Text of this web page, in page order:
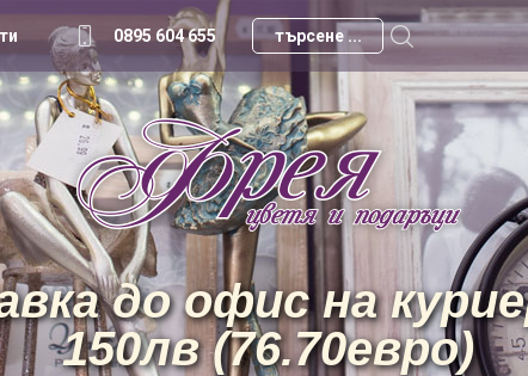
0895 604 655
до офис на
150лв (76.70евро)